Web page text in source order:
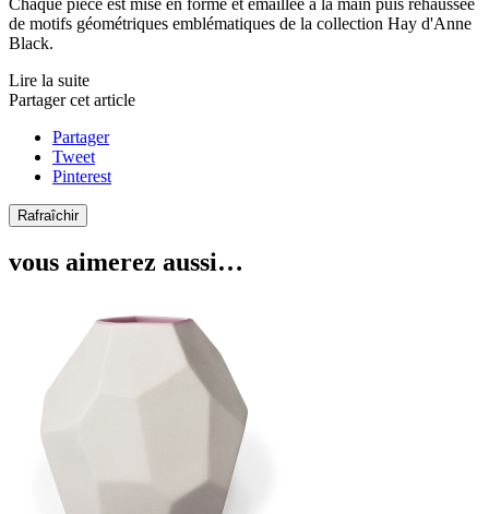
de motifs géométriques emblématiques de la collection Hay d'Anne
Black.
Lire la suite
Partager cet article
Partager
Tweet
Pinterest
vous aimerez aussi…